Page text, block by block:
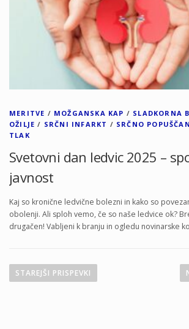
MERITVE / MOŽGANSKA KAP / SLADKORNA
OŽILJE / SRČNI INFARKT / SRČNO
TLAK
Svetovni dan ledvic 2025 –
javnost
Kaj so kronične ledvične bolezni in kako so
obolenji. Ali sploh vemo, če so naše ledvice ok?
drugačen! Vabljeni k branju in ogledu novinarske
aSTAREJŠI PRISPEVKI